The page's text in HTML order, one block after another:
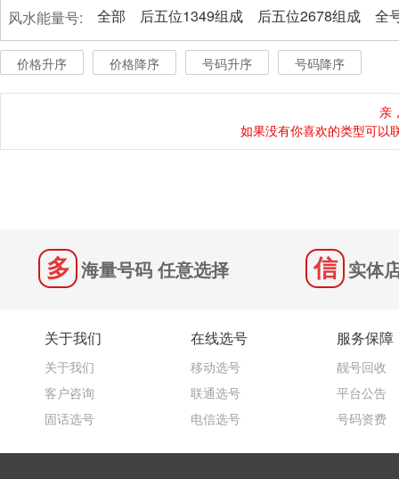
风水能量号:
全部 后五位1349组成 后五位2678组成 全
价格升序 价格降序 号码升序 号码降序
亲
如果没有你喜欢的类型可以
海量号码 任意选择 实体
关于我们
关于我们
客户咨询
固话选号
在线选号
移动选号
联通选号
电信选号
服务保障
靓号回收
平台公告
号码资费